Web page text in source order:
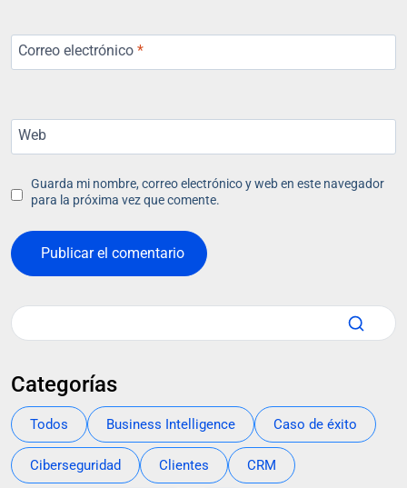
Correo electrónico *
Web
Guarda mi nombre, correo electrónico y web en este navegador
para la próxima vez que comente.
Categorías
Todos Business Intelligence Caso de éxito
Ciberseguridad Clientes CRM